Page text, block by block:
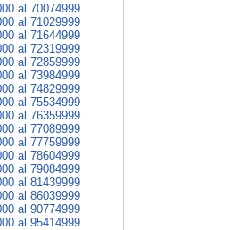
al 70074999
al 71029999
al 71644999
al 72319999
al 72859999
al 73984999
al 74829999
al 75534999
al 76359999
al 77089999
al 77759999
al 78604999
al 79084999
al 81439999
al 86039999
al 90774999
al 95414999